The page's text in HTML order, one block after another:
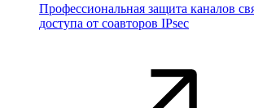
Профессиональная защита каналов
доступа от соавторов IPsec